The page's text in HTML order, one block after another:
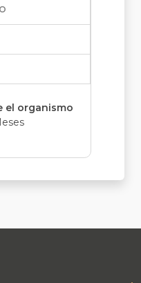
el organismo